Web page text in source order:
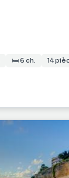
🛏 6 ch. 14